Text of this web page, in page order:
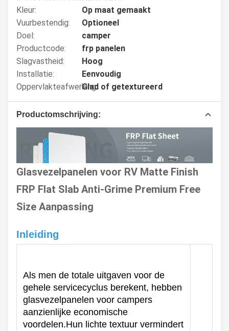
Kleur:
Op maat gemaakt
Vuurbestendig:
Optioneel
Doel:
camper
Productcode:
frp panelen
Slagvastheid:
Hoog
Installatie:
Eenvoudig
Oppervlakteafwerking:Glad of getextureerd
Productomschrijving:
Glasvezelpanelen voor RV Matte Finish
FRP Flat Slab Anti-Grime Premium Free
Size Aanpassing
Inleiding
Als men de totale uitgaven voor de
gehele servicecyclus berekent, hebben
glasvezelpanelen voor campers
aanzienlijke economische
voordelen.Hun lichte textuur vermindert